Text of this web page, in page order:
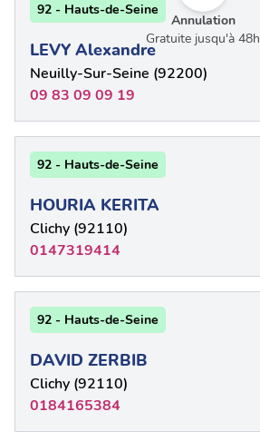
Annulation
Gratuite jusqu'à 48h
92 - Hauts-de-Seine
LEVY Alexandre
Neuilly-Sur-Seine (92200)
09 83 09 09 19
92 - Hauts-de-Seine
HOURIA KERITA
Clichy (92110)
0147319414
92 - Hauts-de-Seine
DAVID ZERBIB
Clichy (92110)
0184165384